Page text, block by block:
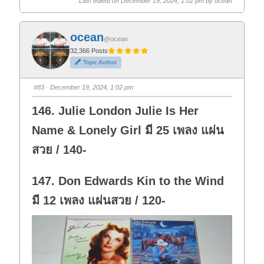
k
r
t
h
u
m
b
s
d
o
w
n
k
t
u
m
b
u
p
.
ocean@ocean
32,366 Posts
Topic Author
#83 · December 19, 2024, 1:02 pm
146. Julie London Julie Is Her
Name & Lonely Girl มี 25 เพลง แผ่น
สวย / 140-
147. Don Edwards Kin to the Wind
มี 12 เพลง แผ่นสวย / 120-